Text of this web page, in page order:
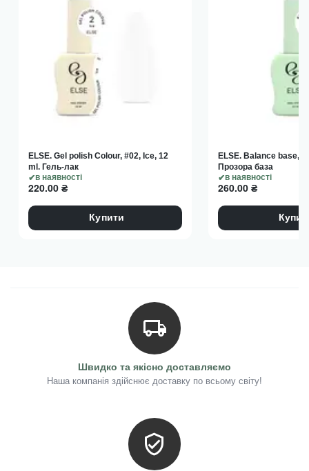
в наявності
ELSE. Gel polish Colour, #02, Ice, 12
ml. Гель-лак
220.00 ₴
Купити
в наявності
ELSE. Balance base,
Прозора база
260.00 ₴
Швидко та якісно доставляємо
Наша компанія здійснює доставку по всьому світу!